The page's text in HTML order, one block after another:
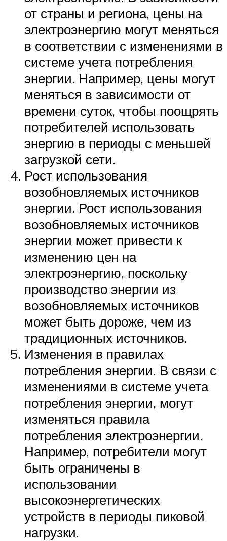
от страны и региона, цены на
электроэнергию могут меняться
в соответствии с изменениями в
системе учета потребления
энергии. Например, цены могут
меняться в зависимости от
времени суток, чтобы поощрять
потребителей использовать
энергию в периоды с меньшей
загрузкой сети.
Рост использования
возобновляемых источников
энергии. Рост использования
возобновляемых источников
энергии может привести к
изменению цен на
электроэнергию, поскольку
производство энергии из
возобновляемых источников
может быть дороже, чем из
традиционных источников.
Изменения в правилах
потребления энергии. В связи с
изменениями в системе учета
потребления энергии, могут
изменяться правила
потребления электроэнергии.
Например, потребители могут
быть ограничены в
использовании
высокоэнергетических
устройств в периоды пиковой
нагрузки.